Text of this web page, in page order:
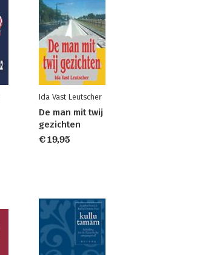
Ida Vast Leutscher
De man mit twij
gezichten
€ 19,95